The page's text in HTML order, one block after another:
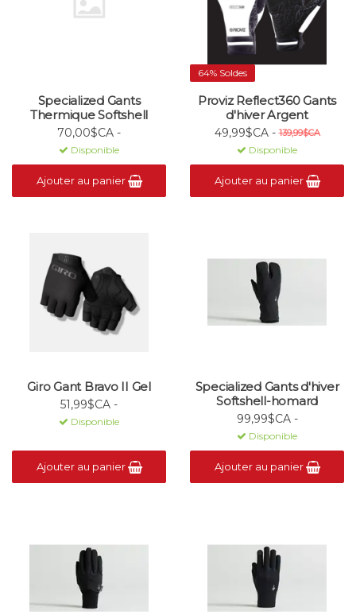
Specialized Gants
Thermique Softshell
70,00$CA -
Disponible
Ajouter au panier
64% Soldes
Proviz Reflect360 Gants
d'hiver Argent
49,99$CA - 139,99$CA
Disponible
Ajouter au panier
Giro Gant Bravo II Gel
51,99$CA -
Disponible
Ajouter au panier
Specialized Gants d'hiver
Softshell-homard
99,99$CA -
Disponible
Ajouter au panier